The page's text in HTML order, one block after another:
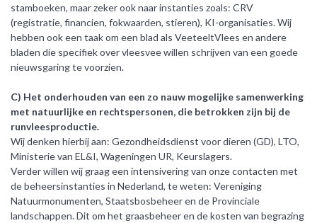
stamboeken, maar zeker ook naar instanties zoals: CRV
(registratie, financien, fokwaarden, stieren), KI-organisaties. Wij
hebben ook een taak om een blad als VeeteeltVlees en andere
bladen die specifiek over vleesvee willen schrijven van een goede
nieuwsgaring te voorzien.
C) Het onderhouden van een zo nauw mogelijke samenwerking
met natuurlijke en rechtspersonen, die betrokken zijn bij de
runvleesproductie.
Wij denken hierbij aan: Gezondheidsdienst voor dieren (GD), LTO,
Ministerie van EL&I, Wageningen UR, Keurslagers.
Verder willen wij graag een intensivering van onze contacten met
de beheersinstanties in Nederland, te weten: Vereniging
Natuurmonumenten, Staatsbosbeheer en de Provinciale
landschappen. Dit om het graasbeheer en de kosten van begrazing